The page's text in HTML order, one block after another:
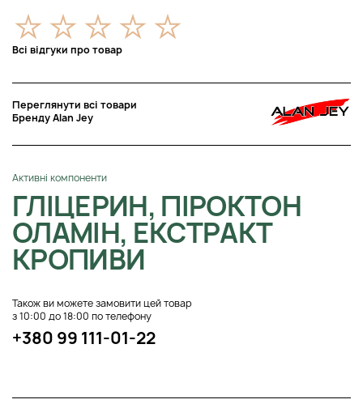
Всі відгуки про товар
Переглянути всі товари
Бренду Alan Jey
Активні компоненти
ГЛІЦЕРИН, ПІРОКТОН
ОЛАМІН, ЕКСТРАКТ
КРОПИВИ
Також ви можете замовити цей товар
з 10:00 до 18:00 по телефону
+380 99 111-01-22